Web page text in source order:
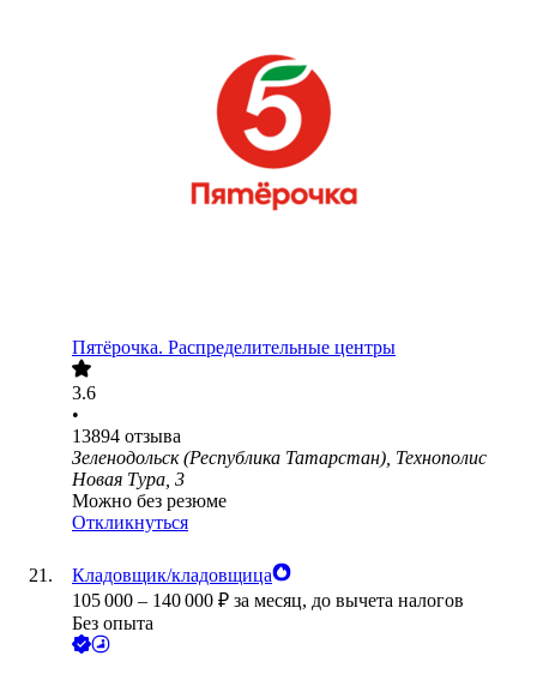
Пятёрочка. Распределительные центры
3.6
•
13894 отзыва
Зеленодольск (Республика Татарстан), Технополис
Новая Тура, 3
Можно без резюме
Откликнуться
Кладовщик/кладовщица
105 000 – 140 000 ₽ за месяц, до вычета налогов
Без опыта